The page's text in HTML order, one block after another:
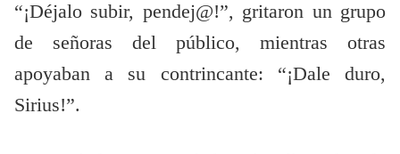
“¡Déjalo subir, pendej@!”, gritaron un grupo
de señoras del público, mientras otras
apoyaban a su contrincante: “¡Dale duro,
Sirius!”.